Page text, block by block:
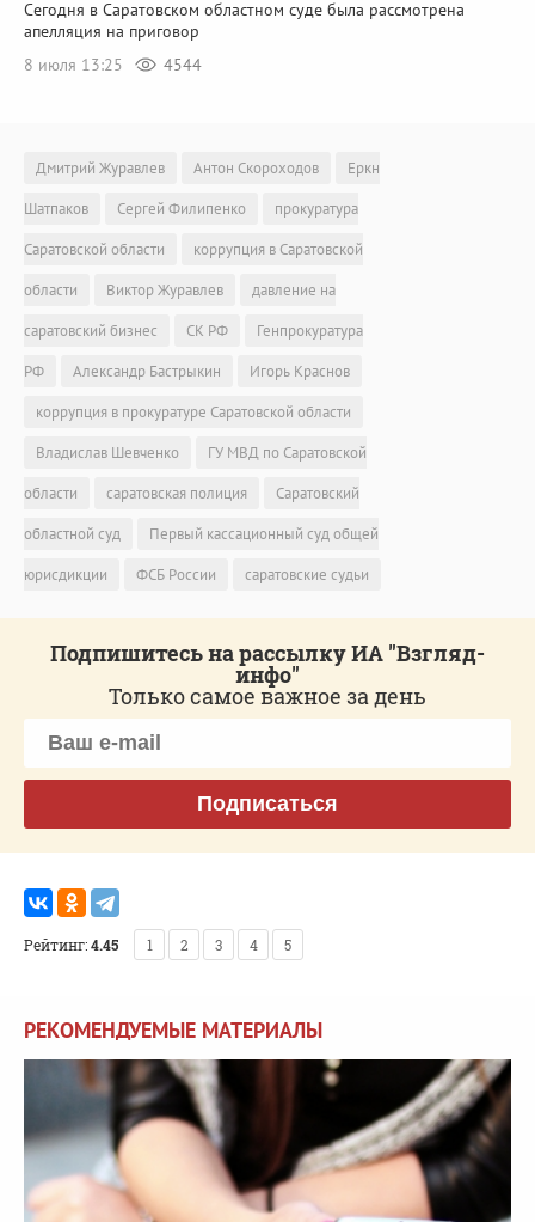
Сегодня в Саратовском областном суде была рассмотрена
апелляция на приговор
8 июля 13:25
4544
Дмитрий Журавлев Антон Скороходов
Еркн
Шатпаков
Сергей Филипенко
прокуратура
Саратовской области
коррупция в Саратовской
области
Виктор Журавлев
давление на
саратовский бизнес
СК РФ
Генпрокуратура
РФ
Александр Бастрыкин
Игорь Краснов
коррупция в прокуратуре Саратовской области
Владислав Шевченко
ГУ МВД по Саратовской
области
саратовская полиция
Саратовский
областной суд
Первый кассационный суд общей
юрисдикции
ФСБ России саратовские судьи
Подпишитесь на рассылку ИА "Взгляд-
инфо"
Только самое важное за день
Подписаться
Рейтинг:4.45 1 2 3 4 5
РЕКОМЕНДУЕМЫЕ МАТЕРИАЛЫ